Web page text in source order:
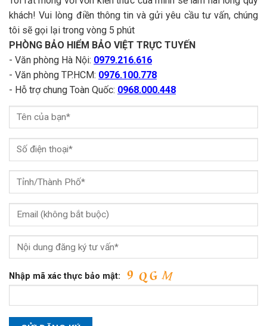
khách! Vui lòng điền thông tin và gửi yêu cầu tư vấn, chúng
tôi sẽ gọi lại trong vòng 5 phút
PHÒNG BẢO HIỂM BẢO VIỆT TRỰC TUYẾN
- Văn phòng Hà Nội: 0979.216.616
- Văn phòng TP.HCM: 0976.100.778
- Hỗ trợ chung Toàn Quốc: 0968.000.448
Nhập mã xác thực bảo mật: